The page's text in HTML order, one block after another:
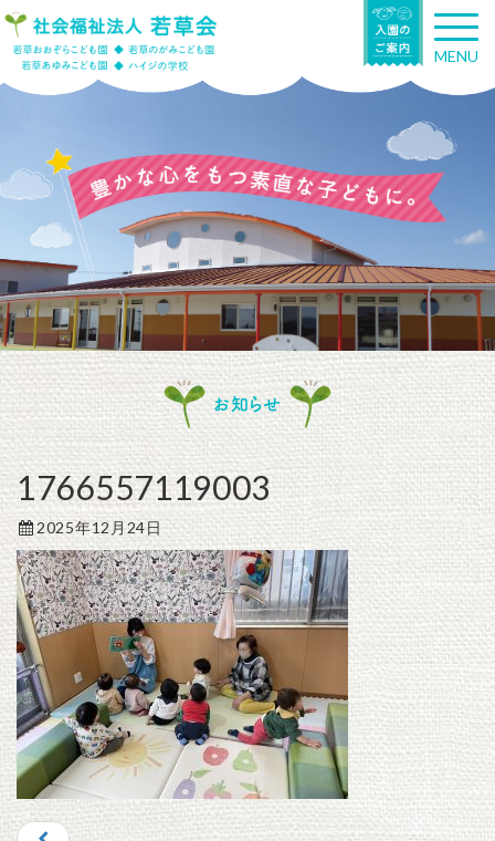
T
o
g
n
g
a
t
n
MENU
お知らせ
1766557119003
2025年12月24日